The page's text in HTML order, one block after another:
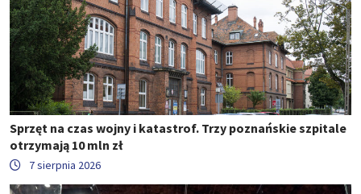
Sprzęt na czas wojny i katastrof. Trzy poznańskie szpitale
otrzymają 10 mln zł
7 sierpnia 2026